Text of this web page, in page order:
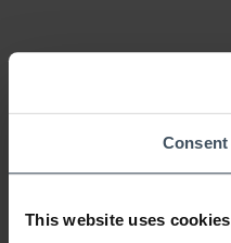
Consent
This website uses cookies